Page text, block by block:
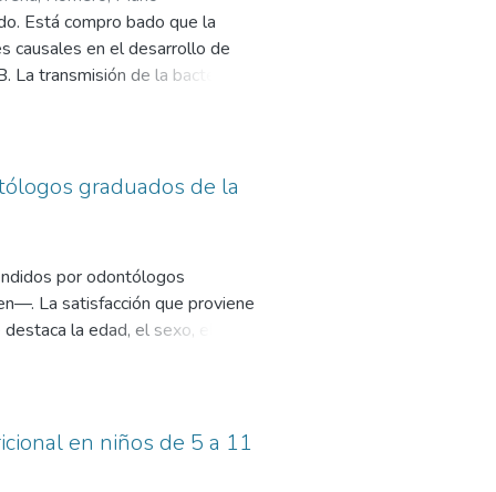
El objetivo de este estudio fue
Latinoamericana.
Está compro bado que la
causales en el desarrollo de
transmisión de la bacteria
graduados de la
por odontólogos
La satisfacción que proviene
la edad, el sexo, el nivel
en niños de 5 a 11